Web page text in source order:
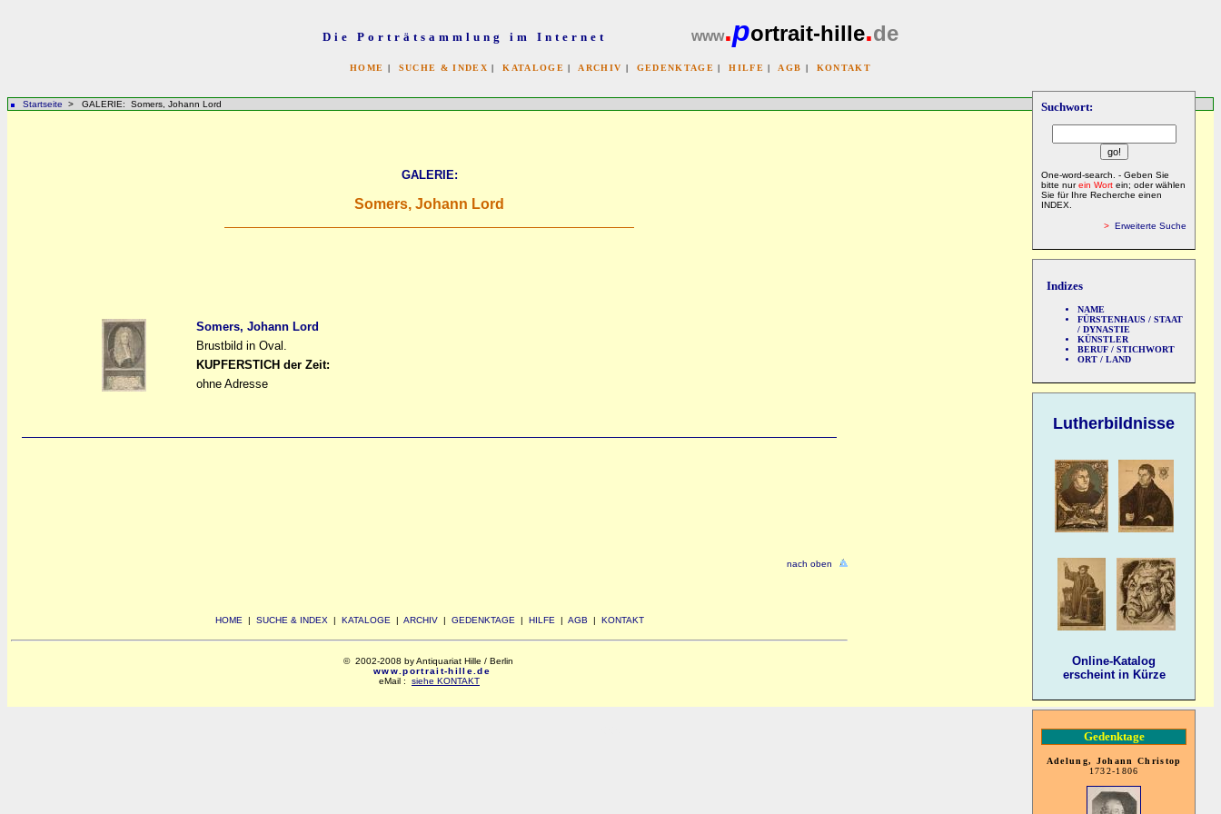
Die Porträtsammlung im Internet www.portrait-hille.de
HOME | SUCHE & INDEX |KATALOGE | ARCHIV | GEDENKTAGE |HILFE | AGB | KONTAKT
Suchwort:
One-word-search. - Geben Sie
bitte nurein Wort ein; oder wählen
Sie für Ihre Recherche einen
INDEX.
> Erweiterte Suche
Indizes
NAME
FÜRSTENHAUS / STAAT
/ DYNASTIE
KÜNSTLER
BERUF / STICHWORT
ORT / LAND
Lutherbildnisse
Online-Katalog
erscheint in Kürze
Gedenktage
Adelung, Johann Christop
1732-1806
Startseite > GALERIE: Somers, Johann Lord
GALERIE:
Somers, Johann Lord
Somers, Johann Lord
Brustbild in Oval.
KUPFERSTICH der Zeit:
ohne Adresse
nach oben
HOME | SUCHE & INDEX | KATALOGE | ARCHIV| GEDENKTAGE | HILFE | AGB | KONTAKT
© 2002-2008 by Antiquariat Hille / Berlin
www.portrait-hille.de
eMail : siehe KONTAKT